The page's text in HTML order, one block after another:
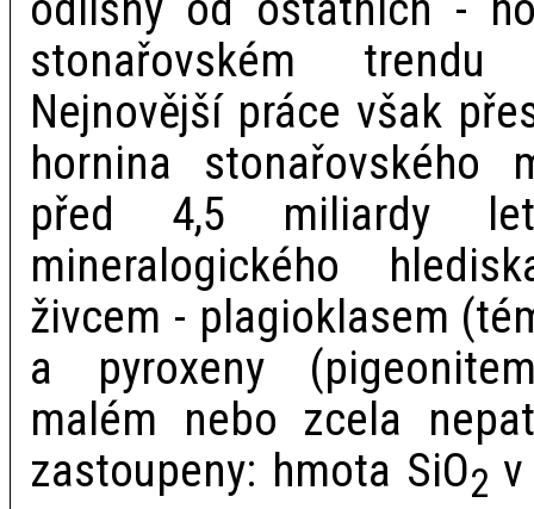
stonařovském
Nejnovější práce však
hornina stonařovského
před 4,5 miliardy
mineralogického
živcem - plagioklasem
a pyroxeny
malém nebo zcela
zastoupeny: hmota SiO2